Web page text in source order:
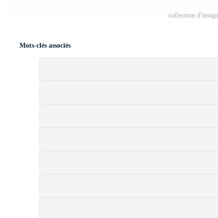
collection
Mots-clés associés